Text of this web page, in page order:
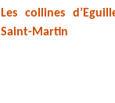
Les collines
Saint-Martin